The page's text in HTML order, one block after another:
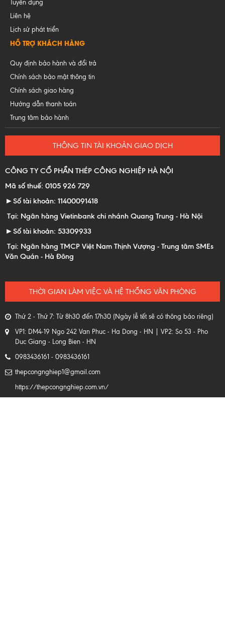
Tuyển dụng
Liên hệ
Lịch sử phát triển
HỖ TRỢ KHÁCH HÀNG
Quy định bảo hành và đổi trả
Chính sách bảo mật thông tin
Chính sách giao hàng
Hướng dẫn thanh toán
Trung tâm bảo hành
THÔNG TIN TÀI KHOẢN GIAO DỊCH
CÔNG TY CỔ PHẦN THÉP CÔNG NGHIỆP HÀ NỘI
Mã số thuế: 0105 926 729
►Số tài khoản: 11400091418
Tại: Ngân hàng Vietinbank chi nhánh Quang Trung - Hà Nội
►Số tài khoản: 53309933
Tại: Ngân hàng TMCP Việt Nam Thịnh Vượng - Trung tâm SMEs
Văn Quán - Hà Đông
THỜI GIAN LÀM VIỆC VÀ HỆ THỐNG VĂN PHÒNG
Thứ 2 - Thứ 7: Từ 8h30 đến 17h30 (Ngày lễ tết sẽ có thông báo riêng)
VP1: DM4-19 Ngo 242 Van Phuc - Ha Dong - HN | VP2: So 53 - Pho
Duc Giang - Long Bien - HN
0983436161 - 0983436161
thepcongnghiep1@gmail.com
https://thepcongnghiep.com.vn/